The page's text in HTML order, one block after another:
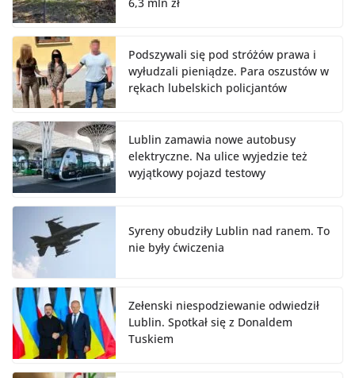
Podszywali się pod stróżów prawa i
wyłudzali pieniądze. Para oszustów w
rękach lubelskich policjantów
Lublin zamawia nowe autobusy
elektryczne. Na ulice wyjedzie też
wyjątkowy pojazd testowy
Syreny obudziły Lublin nad ranem. To
nie były ćwiczenia
Zełenski niespodziewanie odwiedził
Lublin. Spotkał się z Donaldem
Tuskiem